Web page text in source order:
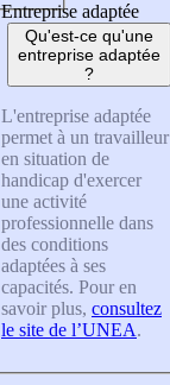
Entreprise adaptée
Qu'est-ce qu'une
entreprise adaptée
?
L'entreprise adaptée
permet à un travailleur
en situation de
handicap d'exercer
une activité
professionnelle dans
des conditions
adaptées à ses
capacités. Pour en
savoir plus, consultez
le site de l’UNEA.